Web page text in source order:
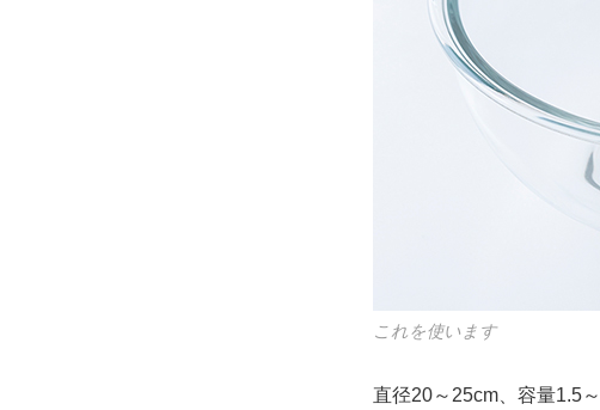
これを使います
直径20～25cm、容量1.5